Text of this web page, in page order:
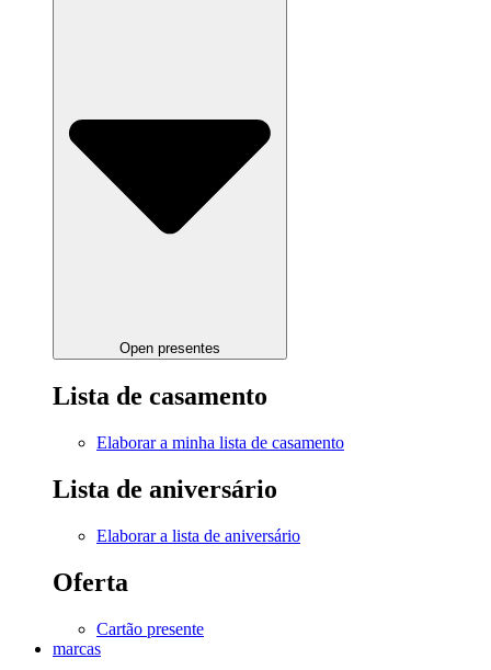
Open presentes
Lista de casamento
Elaborar a minha lista de casamento
Lista de aniversário
Elaborar a lista de aniversário
Oferta
Cartão presente
marcas